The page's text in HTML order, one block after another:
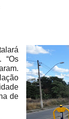
“Os
de